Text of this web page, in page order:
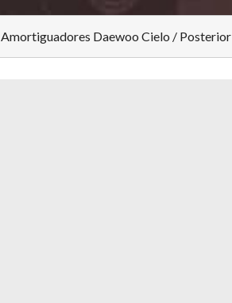
Amortiguadores Daewoo Cielo / Posterior